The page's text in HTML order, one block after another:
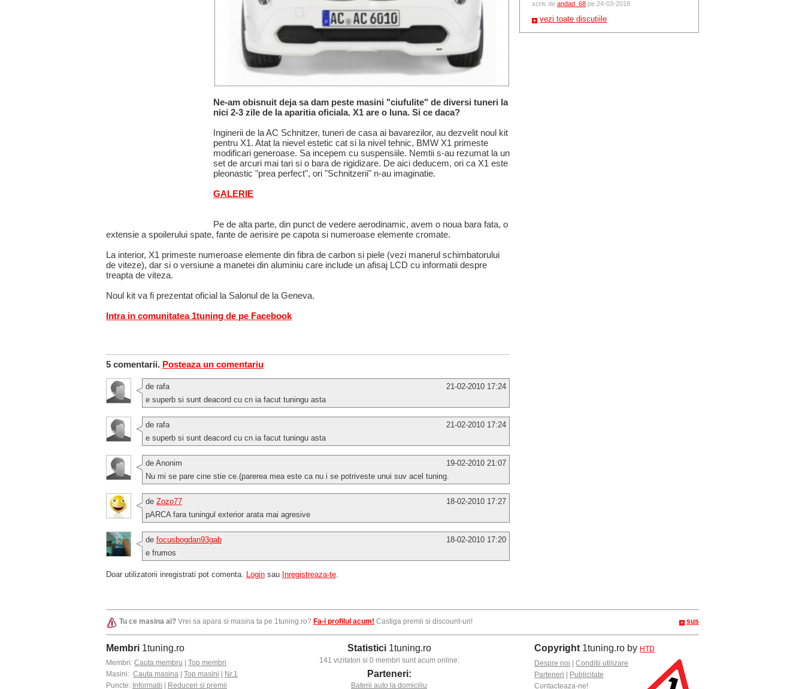
scris de andad_68 pe 24-03-2018
vezi toate discutiile
Ne-am obisnuit deja sa dam peste masini "ciufulite" de diversi tuneri la
nici 2-3 zile de la aparitia oficiala. X1 are o luna. Si ce daca?
Inginerii de la AC Schnitzer, tuneri de casa ai bavarezilor, au dezvelit noul kit
pentru X1. Atat la nievel estetic cat si la nivel tehnic, BMW X1 primeste
modificari generoase. Sa incepem cu suspensiile. Nemtii s-au rezumat la un
set de arcuri mai tari si o bara de rigidizare. De aici deducem, ori ca X1 este
pleonastic "prea perfect", ori "Schnitzerii" n-au imaginatie.
GALERIE
Pe de alta parte, din punct de vedere aerodinamic, avem o noua bara fata, o
extensie a spoilerului spate, fante de aerisire pe capota si numeroase elemente cromate.
La interior, X1 primeste numeroase elemente din fibra de carbon si piele (vezi manerul schimbatorului
de viteze), dar si o versiune a manetei din aluminiu care include un afisaj LCD cu informatii despre
treapta de viteza.
Noul kit va fi prezentat oficial la Salonul de la Geneva.
Intra in comunitatea 1tuning de pe Facebook
5 comentarii. Posteaza un comentariu
21-02-2010 17:24
de rafa
e superb si sunt deacord cu cn ia facut tuningu asta
21-02-2010 17:24
de rafa
e superb si sunt deacord cu cn ia facut tuningu asta
19-02-2010 21:07
de Anonim
Nu mi se pare cine stie ce.(parerea mea este ca nu i se potriveste unui suv acel tuning.
18-02-2010 17:27
de Zozo77
pARCA fara tuningul exterior arata mai agresive
18-02-2010 17:20
de focusbogdan93gab
e frumos
Doar utilizatorii inregistrati pot comenta. Login sau Inregistreaza-te
Tu ce masina ai? Vrei sa apara si masina ta pe 1tuning.ro? Fa-i profilul acum! Castiga premii si discount-uri! sus
Membri 1tuning.ro
Membri: Cauta membru
Top membri
Masini: Cauta masina Top masini
Nr.1
Puncte: Informatii Reduceri si premii
Statistici 1tuning.ro
141 vizitatori si 0 membri sunt acum online:
Parteneri:
Baterii auto la domiciliu
Copyright 1tuning.ro by HTD
Despre noi
Conditii utilizare
Parteneri
Publicitate
Contacteaza-ne!